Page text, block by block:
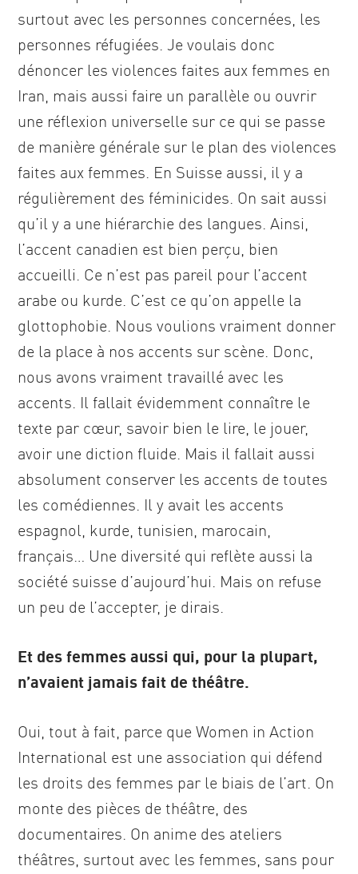
surtout avec les personnes concernées, les
personnes réfugiées. Je voulais donc
dénoncer les violences faites aux femmes en
Iran, mais aussi faire un parallèle ou ouvrir
une réflexion universelle sur ce qui se passe
de manière générale sur le plan des violences
faites aux femmes. En Suisse aussi, il y a
régulièrement des féminicides. On sait aussi
qu’il y a une hiérarchie des langues. Ainsi,
l’accent canadien est bien perçu, bien
accueilli. Ce n’est pas pareil pour l’accent
arabe ou kurde. C’est ce qu’on appelle la
glottophobie. Nous voulions vraiment donner
de la place à nos accents sur scène. Donc,
nous avons vraiment travaillé avec les
accents. Il fallait évidemment connaître le
texte par cœur, savoir bien le lire, le jouer,
avoir une diction fluide. Mais il fallait aussi
absolument conserver les accents de toutes
les comédiennes. Il y avait les accents
espagnol, kurde, tunisien, marocain,
français… Une diversité qui reflète aussi la
société suisse d’aujourd’hui. Mais on refuse
un peu de l’accepter, je dirais.
Et des femmes aussi qui, pour la plupart,
n’avaient jamais fait de théâtre.
Oui, tout à fait, parce que Women in Action
International est une association qui défend
les droits des femmes par le biais de l’art. On
monte des pièces de théâtre, des
documentaires. On anime des ateliers
théâtres, surtout avec les femmes, sans pour